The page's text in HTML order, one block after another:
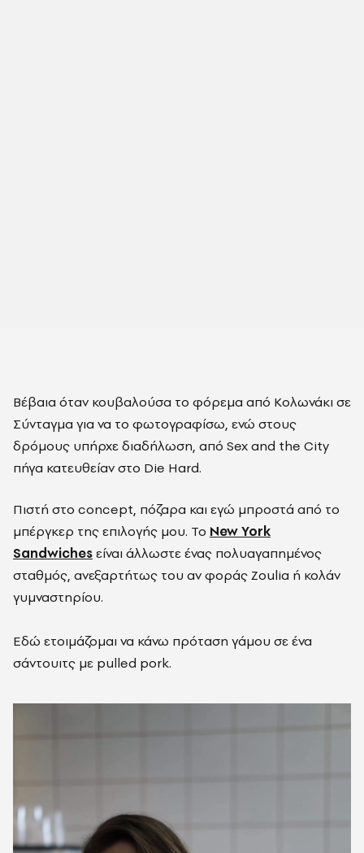
Βέβαια όταν κουβαλούσα το φόρεμα από Κολωνάκι σε
Σύνταγμα για να το φωτογραφίσω, ενώ στους
δρόμους υπήρχε διαδήλωση, από Sex and the City
πήγα κατευθείαν στο Die Hard.
Πιστή στο concept, πόζαρα και εγώ μπροστά από το
μπέργκερ της επιλογής μου. Το New York
Sandwichesείναι άλλωστε ένας πολυαγαπημένος
σταθμός, ανεξαρτήτως του αν φοράς Zoulia ή κολάν
γυμναστηρίου.
Εδώ ετοιμάζομαι να κάνω πρόταση γάμου σε ένα
σάντουιτς με pulled pork.